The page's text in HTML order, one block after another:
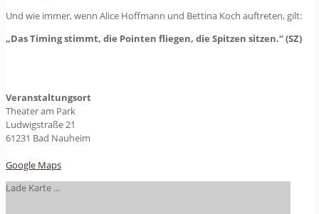
Und wie immer, wenn Alice Hoffmann und Bettina Koch auftreten, gilt:
„Das Timing stimmt, die Pointen fliegen, die Spitzen sitzen.“ (SZ)
Veranstaltungsort
Theater am Park
Ludwigstraße 21
61231 Bad Nauheim
Google Maps
Lade Karte ...